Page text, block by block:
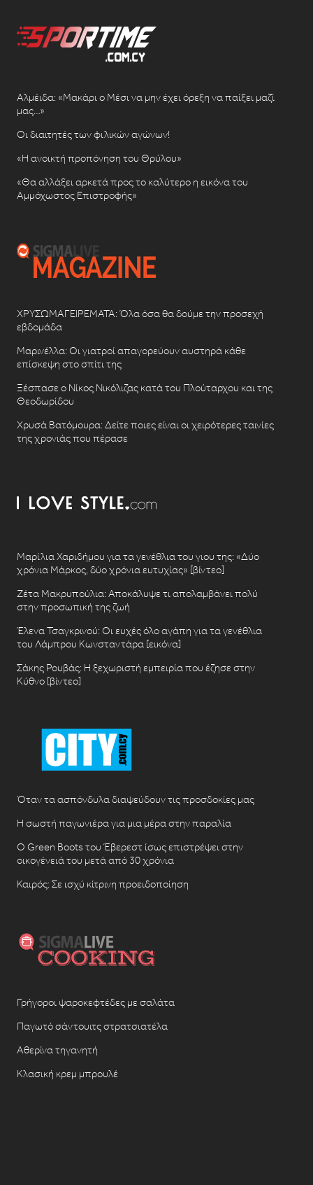
Αλμέιδα: «Μακάρι ο Μέσι να μην έχει όρεξη να παίξει μαζί
μας…»
Οι διαιτητές των φιλικών αγώνων!
«Η ανοικτή προπόνηση του Θρύλου»
«Θα αλλάξει αρκετά προς το καλύτερο η εικόνα του
Αμμόχωστος Επιστροφής»
ΧΡΥΣΩΜΑΓΕΙΡΕΜΑΤΑ: Όλα όσα θα δούμε την προσεχή
εβδομάδα
Μαρινέλλα: Οι γιατροί απαγορεύουν αυστηρά κάθε
επίσκεψη στο σπίτι της
Ξέσπασε ο Νίκος Νικόλιζας κατά του Πλούταρχου και της
Θεοδωρίδου
Χρυσά Βατόμουρα: Δείτε ποιες είναι οι χειρότερες ταινίες
της χρονιάς που πέρασε
Μαρίλια Χαριδήμου για τα γενέθλια του γιου της: «Δύο
χρόνια Μάρκος, δύο χρόνια ευτυχίας» [βίντεο]
Ζέτα Μακρυπούλια: Αποκάλυψε τι απολαμβάνει πολύ
στην προσωπική της ζωή
Έλενα Τσαγκρινού: Οι ευχές όλο αγάπη για τα γενέθλια
του Λάμπρου Κωνσταντάρα [εικόνα]
Σάκης Ρουβάς: Η ξεχωριστή εμπειρία που έζησε στην
Κύθνο [βίντεο]
Όταν τα ασπόνδυλα διαψεύδουν τις προσδοκίες μας
Η σωστή παγωνιέρα για μια μέρα στην παραλία
Ο Green Boots του Έβερεστ ίσως επιστρέψει στην
οικογένειά του μετά από 30 χρόνια
Καιρός: Σε ισχύ κίτρινη προειδοποίηση
Γρήγοροι ψαροκεφτέδες με σαλάτα
Παγωτό σάντουιτς στρατσιατέλα
Αθερίνα τηγανητή
Κλασική κρεμ μπρουλέ